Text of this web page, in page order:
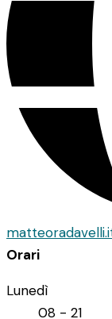
Orari
Lunedì
08 - 21